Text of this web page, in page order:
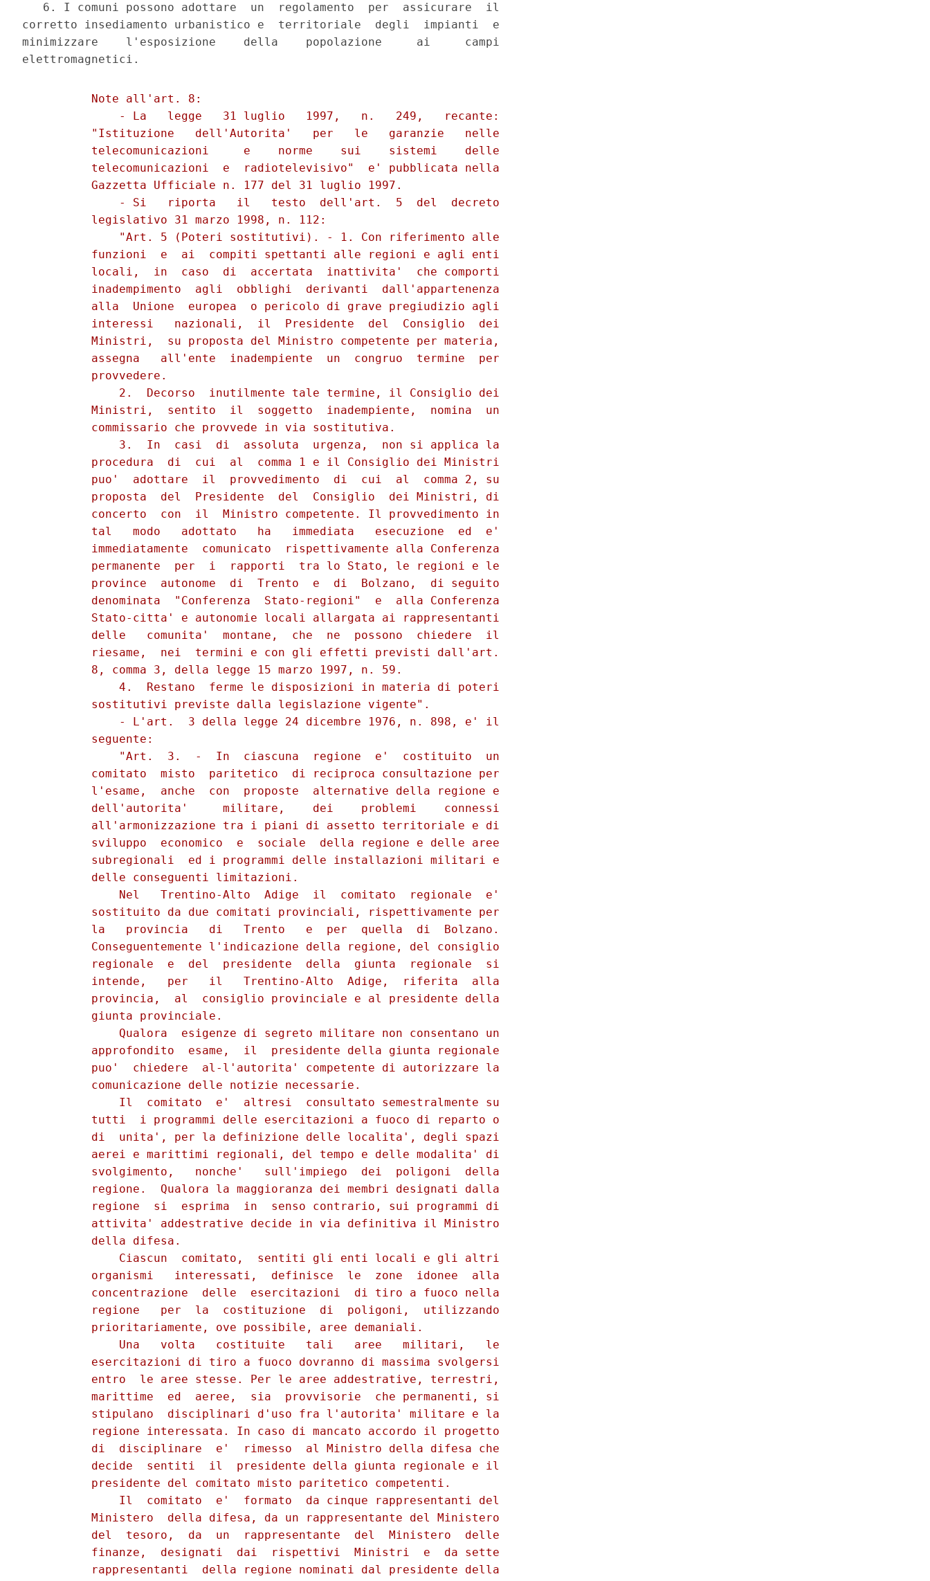
   6. I comuni possono adottare  un  regolamento  per  assicurare  il
corretto insediamento urbanistico e  territoriale  degli  impianti  e
minimizzare    l'esposizione    della    popolazione     ai     campi
          Note all'art. 8:
              - La   legge   31 luglio   1997,   n.   249,   recante:
          "Istituzione   dell'Autorita'   per   le   garanzie   nelle
          telecomunicazioni     e    norme    sui    sistemi    delle
          telecomunicazioni  e  radiotelevisivo"  e' pubblicata nella
          Gazzetta Ufficiale n. 177 del 31 luglio 1997.
              - Si   riporta   il   testo  dell'art.  5  del  decreto
          legislativo 31 marzo 1998, n. 112:
              "Art. 5 (Poteri sostitutivi). - 1. Con riferimento alle
          funzioni  e  ai  compiti spettanti alle regioni e agli enti
          locali,  in  caso  di  accertata  inattivita'  che comporti
          inadempimento  agli  obblighi  derivanti  dall'appartenenza
          alla  Unione  europea  o pericolo di grave pregiudizio agli
          interessi   nazionali,  il  Presidente  del  Consiglio  dei
          Ministri,  su proposta del Ministro competente per materia,
          assegna   all'ente  inadempiente  un  congruo  termine  per
          provvedere.
              2.  Decorso  inutilmente tale termine, il Consiglio dei
          Ministri,  sentito  il  soggetto  inadempiente,  nomina  un
          commissario che provvede in via sostitutiva.
              3.  In  casi  di  assoluta  urgenza,  non si applica la
          procedura  di  cui  al  comma 1 e il Consiglio dei Ministri
          puo'  adottare  il  provvedimento  di  cui  al  comma 2, su
          proposta  del  Presidente  del  Consiglio  dei Ministri, di
          concerto  con  il  Ministro competente. Il provvedimento in
          tal   modo   adottato   ha   immediata   esecuzione  ed  e'
          immediatamente  comunicato  rispettivamente alla Conferenza
          permanente  per  i  rapporti  tra lo Stato, le regioni e le
          province  autonome  di  Trento  e  di  Bolzano,  di seguito
          denominata  "Conferenza  Stato-regioni"  e  alla Conferenza
          Stato-citta' e autonomie locali allargata ai rappresentanti
          delle   comunita'  montane,  che  ne  possono  chiedere  il
          riesame,  nei  termini e con gli effetti previsti dall'art.
          8, comma 3, della legge 15 marzo 1997, n. 59.
              4.  Restano  ferme le disposizioni in materia di poteri
          sostitutivi previste dalla legislazione vigente".
              - L'art.  3 della legge 24 dicembre 1976, n. 898, e' il
          seguente:
              "Art.  3.  -  In  ciascuna  regione  e'  costituito  un
          comitato  misto  paritetico  di reciproca consultazione per
          l'esame,  anche  con  proposte  alternative della regione e
          dell'autorita'     militare,    dei    problemi    connessi
          all'armonizzazione tra i piani di assetto territoriale e di
          sviluppo  economico  e  sociale  della regione e delle aree
          subregionali  ed i programmi delle installazioni militari e
          delle conseguenti limitazioni.
              Nel   Trentino-Alto  Adige  il  comitato  regionale  e'
          sostituito da due comitati provinciali, rispettivamente per
          la   provincia   di   Trento   e  per  quella  di  Bolzano.
          Conseguentemente l'indicazione della regione, del consiglio
          regionale  e  del  presidente  della  giunta  regionale  si
          intende,   per   il   Trentino-Alto  Adige,  riferita  alla
          provincia,  al  consiglio provinciale e al presidente della
          giunta provinciale.
              Qualora  esigenze di segreto militare non consentano un
          approfondito  esame,  il  presidente della giunta regionale
          puo'  chiedere  al-l'autorita' competente di autorizzare la
          comunicazione delle notizie necessarie.
              Il  comitato  e'  altresi  consultato semestralmente su
          tutti  i programmi delle esercitazioni a fuoco di reparto o
          di  unita', per la definizione delle localita', degli spazi
          aerei e marittimi regionali, del tempo e delle modalita' di
          svolgimento,   nonche'   sull'impiego  dei  poligoni  della
          regione.  Qualora la maggioranza dei membri designati dalla
          regione  si  esprima  in  senso contrario, sui programmi di
          attivita' addestrative decide in via definitiva il Ministro
          della difesa.
              Ciascun  comitato,  sentiti gli enti locali e gli altri
          organismi   interessati,  definisce  le  zone  idonee  alla
          concentrazione  delle  esercitazioni  di tiro a fuoco nella
          regione   per  la  costituzione  di  poligoni,  utilizzando
          prioritariamente, ove possibile, aree demaniali.
              Una   volta   costituite   tali   aree   militari,   le
          esercitazioni di tiro a fuoco dovranno di massima svolgersi
          entro  le aree stesse. Per le aree addestrative, terrestri,
          marittime  ed  aeree,  sia  provvisorie  che permanenti, si
          stipulano  disciplinari d'uso fra l'autorita' militare e la
          regione interessata. In caso di mancato accordo il progetto
          di  disciplinare  e'  rimesso  al Ministro della difesa che
          decide  sentiti  il  presidente della giunta regionale e il
          presidente del comitato misto paritetico competenti.
              Il  comitato  e'  formato  da cinque rappresentanti del
          Ministero  della difesa, da un rappresentante del Ministero
          del  tesoro,  da  un  rappresentante  del  Ministero  delle
          finanze,  designati  dai  rispettivi  Ministri  e  da sette
          rappresentanti  della regione nominati dal presidente della